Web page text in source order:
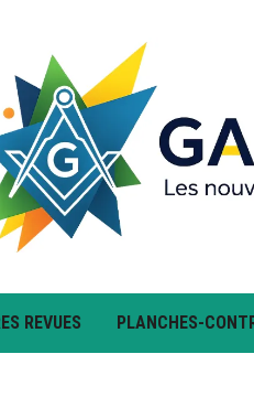
REVUES PLANCHES-